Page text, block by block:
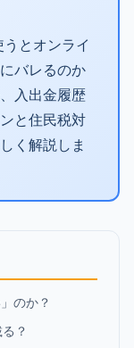
とオンライ
バレるのか
入出金履歴
と住民税対
く解説しま
のか？
？